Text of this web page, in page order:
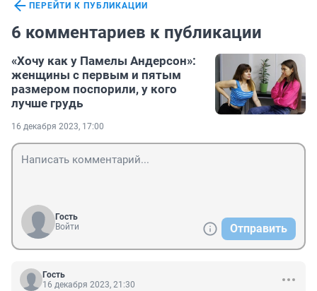
ПЕРЕЙТИ К ПУБЛИКАЦИИ
6 комментариев к публикации
«Хочу как у Памелы Андерсон»:
женщины с первым и пятым
размером поспорили, у кого
лучше грудь
16 декабря 2023, 17:00
Гость
Войти
Отправить
Гость
16 декабря 2023, 21:30